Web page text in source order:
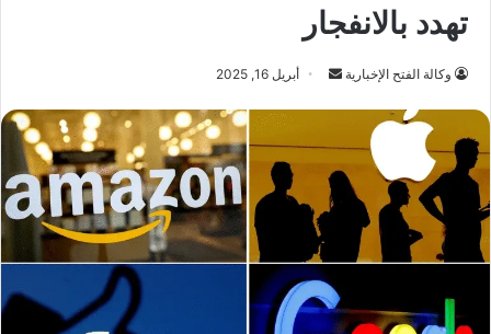
تهدد بالانفجار
وكالة الفتح الإخبارية
أرسل
إلكترونيا
أبريل 16, 2025